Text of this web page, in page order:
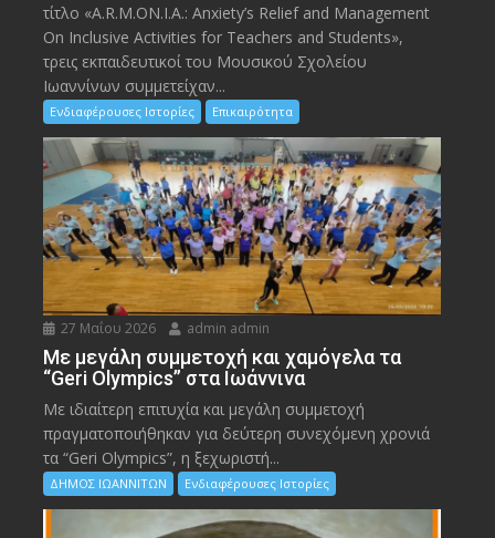
τίτλο «A.R.M.ON.I.A.: Anxiety’s Relief and Management
On Inclusive Activities for Teachers and Students»,
τρεις εκπαιδευτικοί του Μουσικού Σχολείου
Ιωαννίνων συμμετείχαν...
Ενδιαφέρουσες Ιστορίες Επικαιρότητα
27 Μαΐου 2026 admin admin
Με μεγάλη συμμετοχή και χαμόγελα τα
“Geri Olympics” στα Ιωάννινα
Με ιδιαίτερη επιτυχία και μεγάλη συμμετοχή
πραγματοποιήθηκαν για δεύτερη συνεχόμενη χρονιά
τα “Geri Olympics”, η ξεχωριστή...
ΔΗΜΟΣ ΙΩΑΝΝΙΤΩΝ Ενδιαφέρουσες Ιστορίες